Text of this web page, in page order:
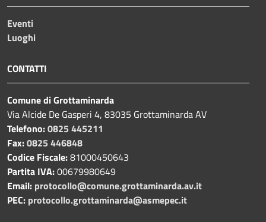
Eventi
Luoghi
CONTATTI
Comune di Grottaminarda
Via Alcide De Gasperi 4, 83035 Grottaminarda AV
Telefono:0825 445211
Fax:0825 446848
Codice Fiscale:81000450643
Partita IVA:00679980649
Email: protocollo@comune.grottaminarda.av.it
PEC: protocollo.grottaminarda@asmepec.it